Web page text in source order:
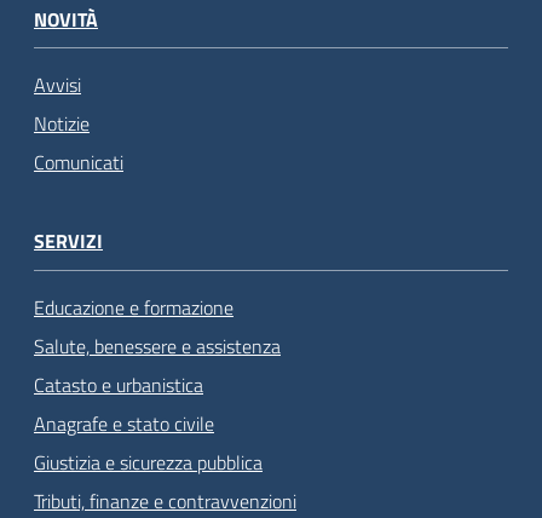
NOVITÀ
Avvisi
Notizie
Comunicati
SERVIZI
Educazione e formazione
Salute, benessere e assistenza
Catasto e urbanistica
Anagrafe e stato civile
Giustizia e sicurezza pubblica
Tributi, finanze e contravvenzioni